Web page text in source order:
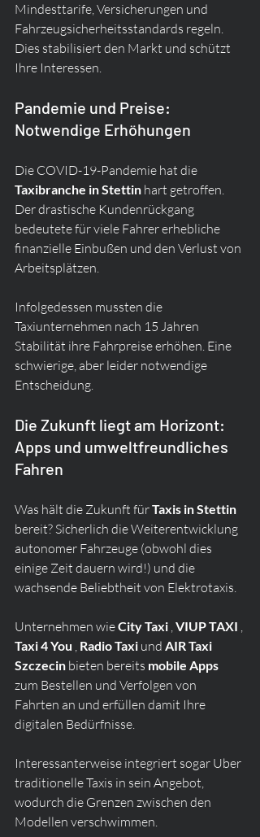
Mindesttarife, Versicherungen und
Fahrzeugsicherheitsstandards regeln.
Dies stabilisiert den Markt und schützt
Ihre Interessen.
Pandemie und Preise:
Notwendige Erhöhungen
Die COVID-19-Pandemie hat die
Taxibranche in Stettin hart getroffen.
Der drastische Kundenrückgang
bedeutete für viele Fahrer erhebliche
finanzielle Einbußen und den Verlust von
Arbeitsplätzen.
Infolgedessen mussten die
Taxiunternehmen nach 15 Jahren
Stabilität ihre Fahrpreise erhöhen. Eine
schwierige, aber leider notwendige
Entscheidung.
Die Zukunft liegt am Horizont:
Apps und umweltfreundliches
Fahren
Was hält die Zukunft für Taxis in Stettin
bereit? Sicherlich die Weiterentwicklung
autonomer Fahrzeuge (obwohl dies
einige Zeit dauern wird!) und die
wachsende Beliebtheit von Elektrotaxis.
Unternehmen wie City Taxi , VIUP TAXI ,
Taxi 4 You , Radio Taxi und AIR Taxi
Szczecin bieten bereits mobile Apps
zum Bestellen und Verfolgen von
Fahrten an und erfüllen damit Ihre
digitalen Bedürfnisse.
Interessanterweise integriert sogar Uber
traditionelle Taxis in sein Angebot,
wodurch die Grenzen zwischen den
Modellen verschwimmen.